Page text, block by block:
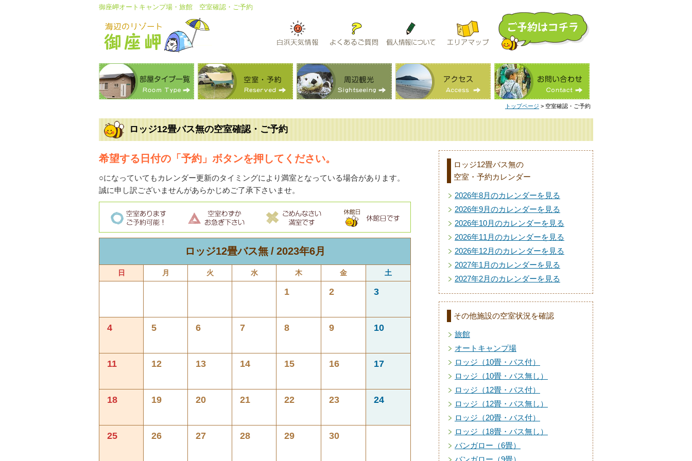
御座岬オートキャンプ場・旅館 空室確認・ご予約
トップページ > 空室確認・ご予約
ロッジ12畳バス無の空室確認・ご予約
希望する日付の「予約」ボタンを押してください。
○になっていてもカレンダー更新のタイミングにより満室となっている場合があります。
誠に申し訳ございませんがあらかじめご了承下さいませ。
ロッジ12畳バス無 2023年6月
日 月 火 水 木 金 土
1 2 3
4 5 6 7 8 9 10
11 12 13 14 15 16 17
18 19 20 21 22 23 24
25 26 27 28 29 30
ロッジ12畳バス無の
空室・予約カレンダー
2026年8月のカレンダーを見る
2026年9月のカレンダーを見る
2026年10月のカレンダーを見る
2026年11月のカレンダーを見る
2026年12月のカレンダーを見る
2027年1月のカレンダーを見る
2027年2月のカレンダーを見る
その他施設の空室状況を確認
旅館
オートキャンプ場
ロッジ（10畳・バス付）
ロッジ（10畳・バス無し）
ロッジ（12畳・バス付）
ロッジ（12畳・バス無し）
ロッジ（20畳・バス付）
ロッジ（18畳・バス無し）
バンガロー（6畳）
バンガロー（9畳）